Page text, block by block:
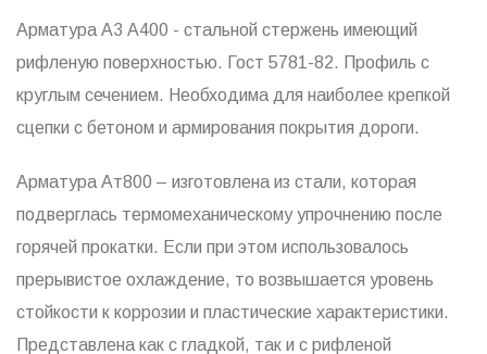
Арматура А3 А400 - стальной стержень имеющий
рифленую поверхностью. Гост 5781-82. Профиль с
круглым сечением. Необходима для наиболее крепкой
сцепки с бетоном и армирования покрытия дороги.
Арматура Ат800 – изготовлена из стали, которая
подверглась термомеханическому упрочнению после
горячей прокатки. Если при этом использовалось
прерывистое охлаждение, то возвышается уровень
стойкости к коррозии и пластические характеристики.
Представлена как с гладкой, так и с рифленой